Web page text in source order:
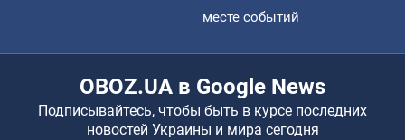
месте событий
OBOZ.UA в Google News
Подписывайтесь, чтобы быть в курсе последних
новостей Украины и мира сегодня